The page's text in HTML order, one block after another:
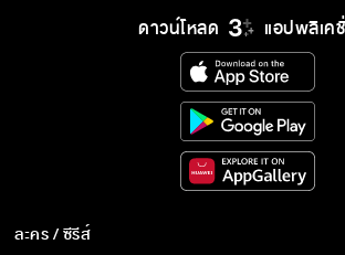
ดาวน์โหลด แอปพลิเค
ละคร / ซีรีส์